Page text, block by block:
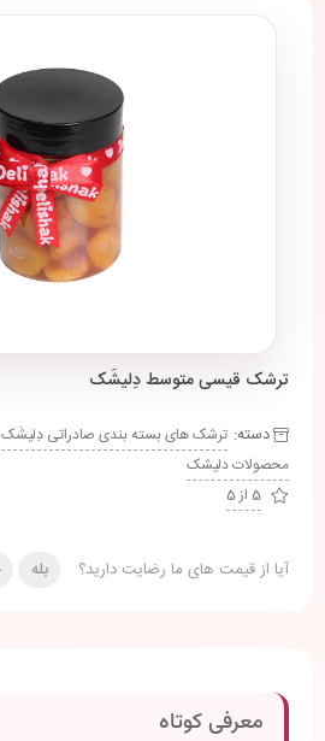
ترشک قیسی متوسط دِلیشَک
دسته: ترشک های بسته بندی صادراتی دِلیشَک
محصولات دلیشک
5 از 5
آیا از قیمت های ما رضایت دارید؟ بله
معرفی کوتاه